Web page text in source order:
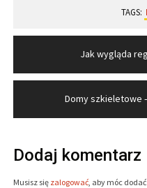
TAGS:
Nawigacja
wpisu
Jak wygląda
Domy szkieletowe
Dodaj komentarz
Musisz się zalogować, aby móc